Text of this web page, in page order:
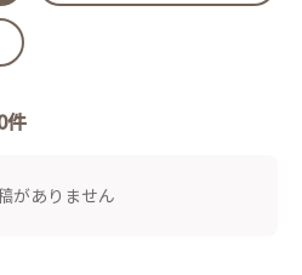
件
がありません